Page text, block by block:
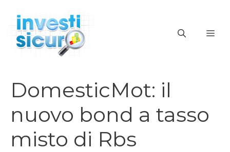
contenuto
DomesticMot: il
nuovo bond a tasso
misto di Rbs